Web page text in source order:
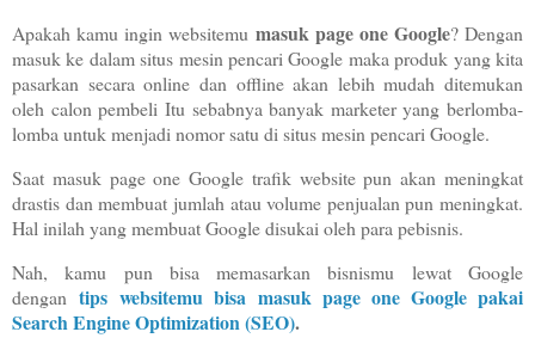
Apakah kamu ingin websitemu masuk page one Google? Dengan
masuk ke dalam situs mesin pencari Google maka produk yang kita
pasarkan secara online dan offline akan lebih mudah ditemukan
oleh calon pembeli Itu sebabnya banyak marketer yang berlomba-
lomba untuk menjadi nomor satu di situs mesin pencari Google.
Saat masuk page one Google trafik website pun akan meningkat
drastis dan membuat jumlah atau volume penjualan pun meningkat.
Hal inilah yang membuat Google disukai oleh para pebisnis.
Nah, kamu pun bisa memasarkan bisnismu lewat Google
dengantips websitemu bisa masuk page one Google pakai
Search Engine Optimization (SEO).